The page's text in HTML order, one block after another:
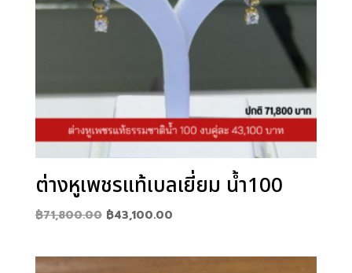
ต่างหูเพชรแท้เบลเยี่ยม น้ำ100
฿71,800.00 Original
฿43,100.00Current